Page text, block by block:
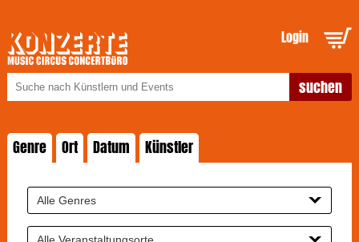
Login
Genre Ort Datum Künstler